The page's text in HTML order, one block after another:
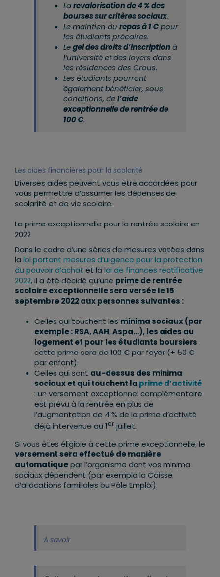
Larevalorisation de 4 % des
bourses sur critères sociaux.
Le maintien du repas à 1 €pour
les étudiants précaires.
Legel des droits d’inscriptionà
l’université et des loyers dans
les résidences des Crous.
Les étudiants pourront
également bénéficier, sous
conditions, del’aide
exceptionnelle de rentrée de
100 €.
Les aides financières pour la scolarité
Diverses aides peuvent vous être accordées pour
vous permettre d’assumer les dépenses de
scolarité et de vie scolaire.
La prime exceptionnelle pour la rentrée scolaire en
2022
Dans le cadre d’une séries de mesures votées dans
la loi portant mesures d’urgence pour la protection
du pouvoir d’achat et la loi de finances rectificative
2022, il a été décidé qu’une prime de rentrée
scolaire exceptionnelle sera versée le 15
septembre 2022 aux personnes suivantes :
Celles qui touchent les minima sociaux (par
exemple : RSA, AAH, Aspa…), les aides au
logement et pour les étudiants boursiers :
cette prime sera de 100 € par foyer (+ 50 €
par enfant).
Celles qui sont au-dessus des minima
sociaux et qui touchent la prime d’activité
: un versement exceptionnel complémentaire
est prévu à la rentrée en plus de
l’augmentation de 4 % de la prime d’activité
déjà intervenue au 1er juillet.
Si vous êtes éligible à cette prime exceptionnelle, le
versement sera effectué de manière
automatiquepar l’organisme dont vos minima
sociaux dépendent (par exempla la Caisse
d’allocations familiales ou Pôle Emploi).
À savoir